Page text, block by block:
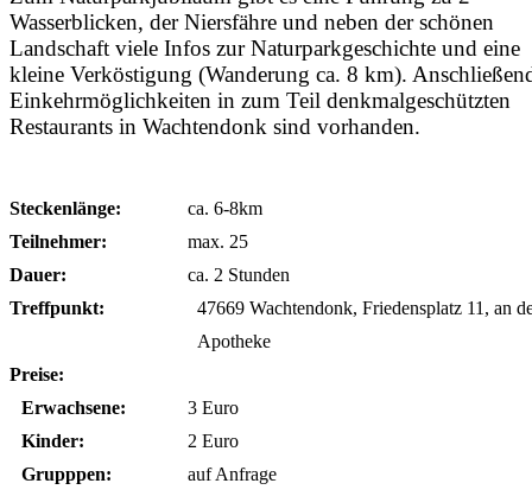
Wasserblicken, der Niersfähre und neben der schönen
Landschaft viele Infos zur Naturparkgeschichte und eine
kleine Verköstigung (Wanderung ca. 8 km).
Einkehrmöglichkeiten in zum Teil denkmalgeschützten
Restaurants in Wachtendonk sind vorhanden.
Steckenlänge:
ca. 6-8km
Teilnehmer:
max. 25
Dauer:
ca. 2 Stunden
Treffpunkt:
47669 Wachtendonk, Friedensplatz 11, an
Apotheke
Preise:
Erwachsene:
Kinder:
Grupppen:
3 Euro
2 Euro
auf Anfrage